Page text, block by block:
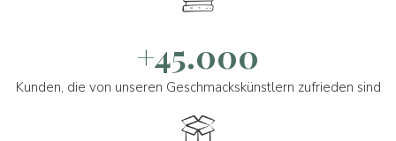
+45.000
Kunden, die von unseren Geschmackskünstlern zufrieden sind